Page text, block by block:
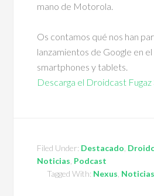
mano de Motorola.
Os contamos qué nos han
lanzamientos de Google en
smartphones y tablets.
Descarga el Droidcast Fugaz
Filed Under: Destacado,
Noticias, Podcast
Tagged With: Nexus, Noticias